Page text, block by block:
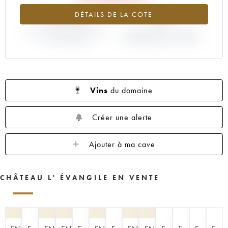
1950 1949 1948
DÉTAILS DE LA COTE
-31.99%
Vins du domaine
Créer une alerte
Ajouter à ma cave
CHÂTEAU L' ÉVANGILE EN VENTE